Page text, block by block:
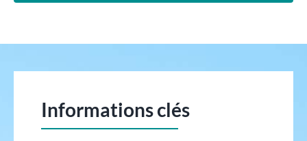
Informations clés